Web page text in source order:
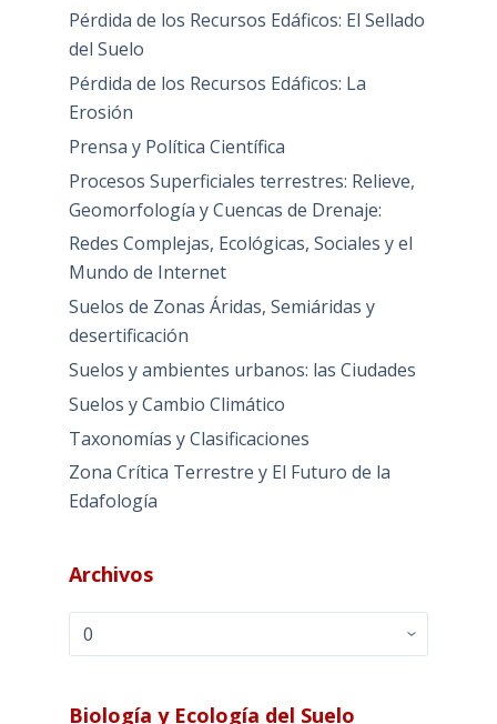
Pérdida de los Recursos Edáficos: El Sellado
del Suelo
Pérdida de los Recursos Edáficos: La
Erosión
Prensa y Política Científica
Procesos Superficiales terrestres: Relieve,
Geomorfología y Cuencas de Drenaje:
Redes Complejas, Ecológicas, Sociales y el
Mundo de Internet
Suelos de Zonas Áridas, Semiáridas y
desertificación
Suelos y ambientes urbanos: las Ciudades
Suelos y Cambio Climático
Taxonomías y Clasificaciones
Zona Crítica Terrestre y El Futuro de la
Edafología
Archivos
Archivos
Biología y Ecología del Suelo